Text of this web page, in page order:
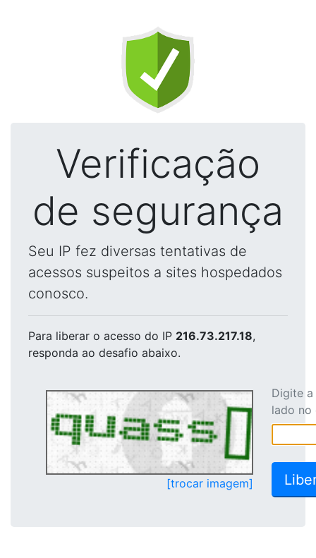
Verificação
de segurança
Seu IP fez diversas tentativas de
acessos suspeitos a sites hospedados
conosco.
Para liberar o acesso do IP 216.73.217.18,
responda ao desafio abaixo.
[trocar imagem]
Digite
lado no